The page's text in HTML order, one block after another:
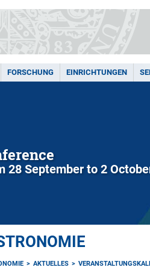
FORSCHUNG EINRICHTUNGEN
28 September to 2
AKTUELLES